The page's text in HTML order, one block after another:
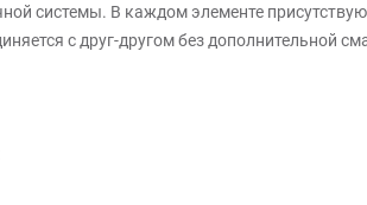
системы. В каждом элементе
с друг-другом без дополнительной